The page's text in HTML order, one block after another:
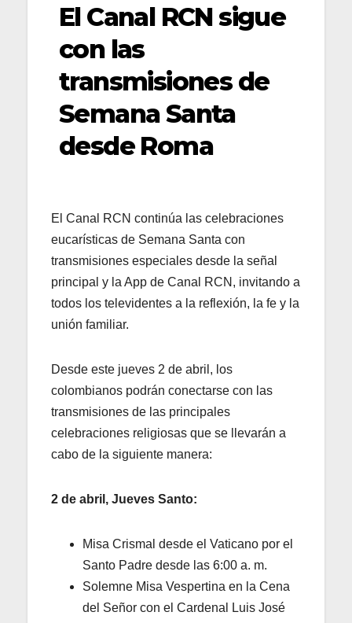
El Canal RCN sigue
con las
transmisiones de
Semana Santa
desde Roma
El Canal RCN continúa las celebraciones
eucarísticas de Semana Santa con
transmisiones especiales desde la señal
principal y la App de Canal RCN, invitando a
todos los televidentes a la reflexión, la fe y la
unión familiar.
Desde este jueves 2 de abril, los
colombianos podrán conectarse con las
transmisiones de las principales
celebraciones religiosas que se llevarán a
cabo de la siguiente manera:
2 de abril, Jueves Santo:
Misa Crismal desde el Vaticano por el
Santo Padre desde las 6:00 a. m.
Solemne Misa Vespertina en la Cena
del Señor con el Cardenal Luis José